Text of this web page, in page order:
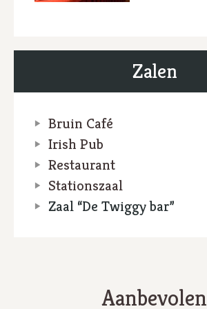
Zalen
Bruin Café
Irish Pub
Restaurant
Stationszaal
Zaal “De Twiggy bar”
Aanbevolen